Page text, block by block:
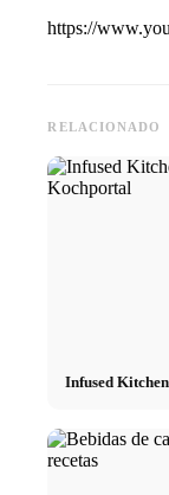
https://
RELACIONADO
Infused